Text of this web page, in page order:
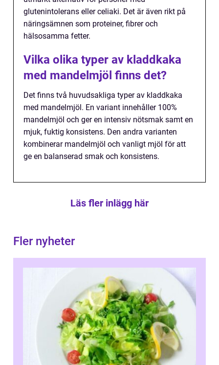
glutenintolerans eller celiaki. Det är även rikt på
näringsämnen som proteiner, fibrer och
hälsosamma fetter.
Vilka olika typer av kladdkaka
med mandelmjöl finns det?
Det finns två huvudsakliga typer av kladdkaka
med mandelmjöl. En variant innehåller 100%
mandelmjöl och ger en intensiv nötsmak samt en
mjuk, fuktig konsistens. Den andra varianten
kombinerar mandelmjöl och vanligt mjöl för att
ge en balanserad smak och konsistens.
Läs fler inlägg här
Fler nyheter